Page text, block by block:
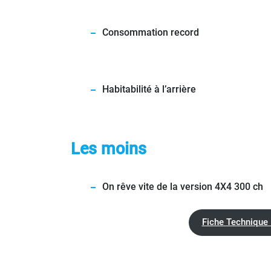
Consommation record
Habitabilité à l’arrière
Les moins
On rêve vite de la version 4X4 300 ch
Fiche Technique